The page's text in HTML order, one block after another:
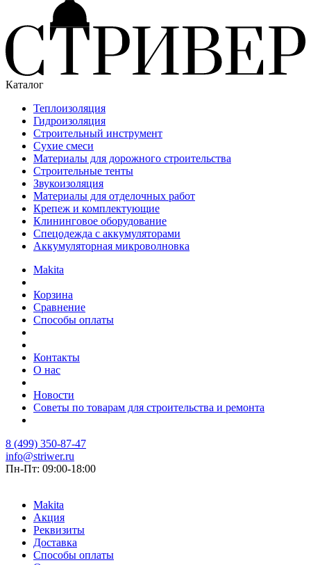
Каталог
Теплоизоляция
Гидроизоляция
Строительный инструмент
Сухие смеси
Материалы для дорожного строительства
Строительные тенты
Звукоизоляция
Материалы для отделочных работ
Крепеж и комплектующие
Клининговое оборудование
Спецодежда с аккумуляторами
Аккумуляторная микроволновка
Makita
Корзина
Сравнение
Способы оплаты
Контакты
О нас
Новости
Советы по товарам для строительства и ремонта
8 (499) 350-87-47
info@striwer.ru
Пн-Пт: 09:00-18:00
Makita
Акция
Реквизиты
Доставка
Способы оплаты